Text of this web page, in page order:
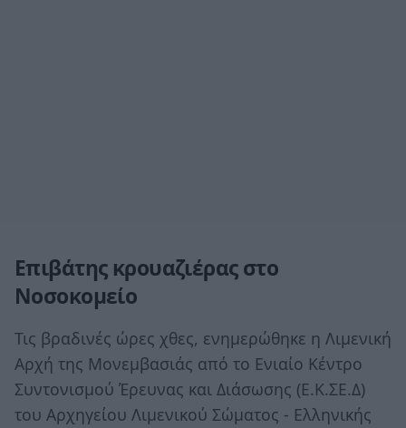
Επιβάτης κρουαζιέρας στο
Νοσοκομείο
Τις βραδινές ώρες χθες, ενημερώθηκε η Λιμενική
Αρχή της Μονεμβασιάς από το Ενιαίο Κέντρο
Συντονισμού Έρευνας και Διάσωσης (Ε.Κ.ΣΕ.Δ)
του Αρχηγείου Λιμενικού Σώματος - Ελληνικής